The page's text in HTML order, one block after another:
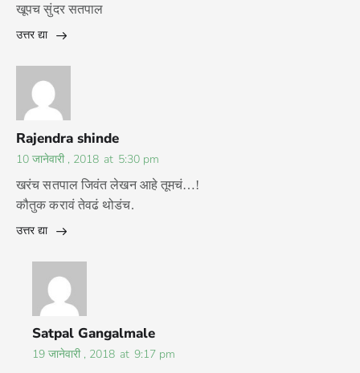
खूपच सुंदर सतपाल
उत्तर द्या
Rajendra shinde
10 जानेवारी , 2018 at 5:30 pm
खरंच सतपाल जिवंत लेखन आहे तूमचं…!
कौतुक करावं तेवढं थोडंच.
उत्तर द्या
Satpal Gangalmale
19 जानेवारी , 2018 at 9:17 pm